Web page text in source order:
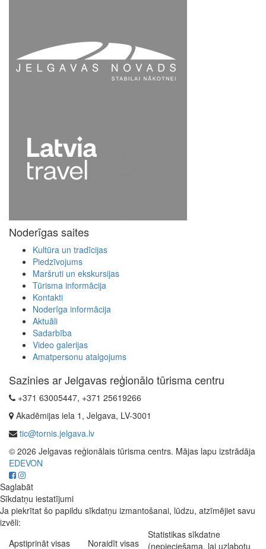
Noderīgas saites
Kultūra un tradīcijas
Piedzīvojums
Maršruti un ekskursijas
Tūrisma informācija
Kontakti
Noderīga informācija
Aktuāli
Sadarbība
Video galerijas
Amatpersonu atalgojums
Sazinies ar Jelgavas reģionālo tūrisma centru
+371 63005447, +371 25619266
Akadēmijas iela 1, Jelgava, LV-3001
tic@tornis.jelgava.lv
© 2026 Jelgavas reģionālais tūrisma centrs. Mājas lapu izstrādāja
EDEVON
Saglabāt
Sīkdatņu iestatījumi
Ja piekrītat šo papildu sīkdatņu izmantošanai, lūdzu, atzīmējiet savu
izvēli:
Apstiprināt visas
Noraidīt visas
Statistikas sīkdatne
(nepieciešama, lai uzlabotu